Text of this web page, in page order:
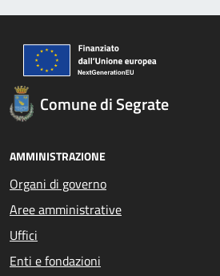
Comune di Segrate
AMMINISTRAZIONE
Organi di governo
Aree amministrative
Uffici
Enti e fondazioni